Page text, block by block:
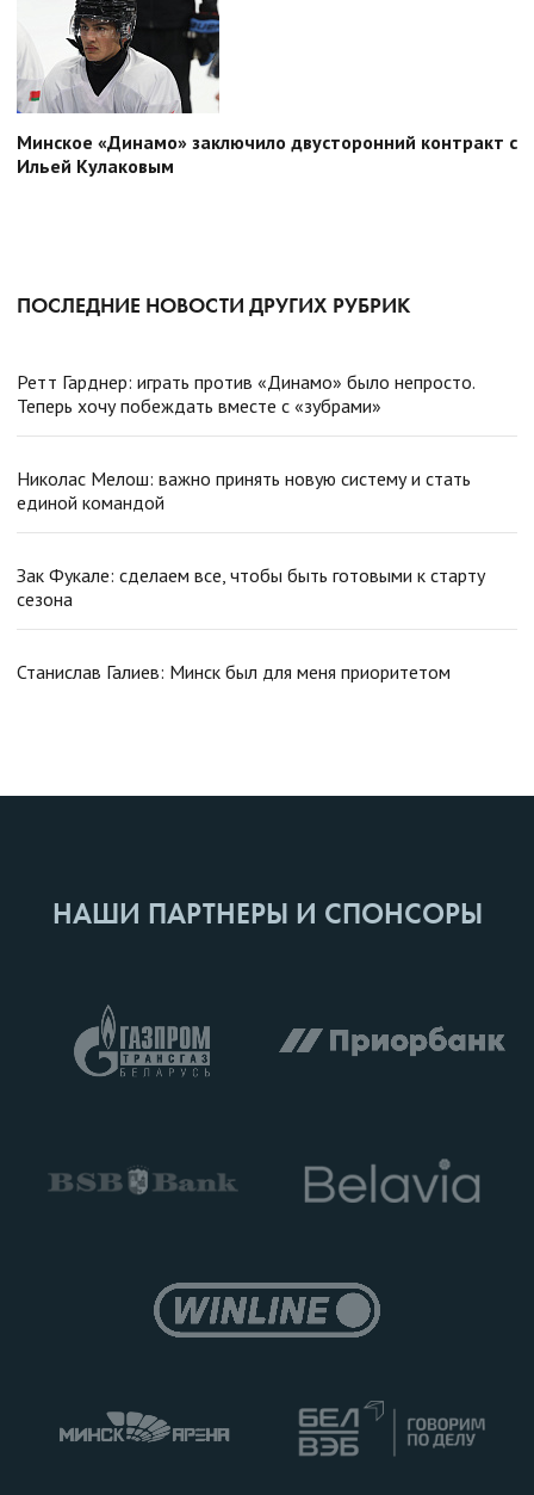
Минское «Динамо» заключило двусторонний контракт с
Ильей Кулаковым
ПОСЛЕДНИЕ НОВОСТИ ДРУГИХ РУБРИК
Ретт Гарднер: играть против «Динамо» было непросто.
Теперь хочу побеждать вместе с «зубрами»
Николас Мелош: важно принять новую систему и стать
единой командой
Зак Фукале: сделаем все, чтобы быть готовыми к старту
сезона
Станислав Галиев: Минск был для меня приоритетом
НАШИ ПАРТНЕРЫ И СПОНСОРЫ